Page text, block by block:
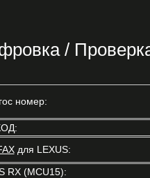
/
номер:
для LEXUS:
RX (MCU15):